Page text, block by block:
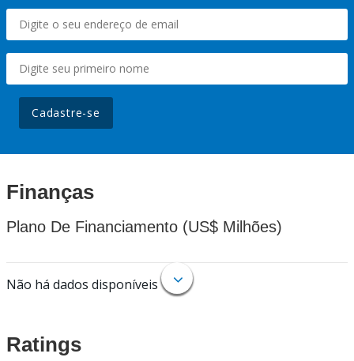
Cadastre-se
Finanças
Plano De Financiamento (US$ Milhões)
Não há dados disponíveis
Ratings